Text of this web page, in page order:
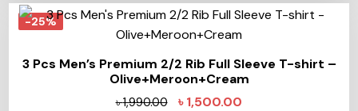
-25%
3 Pcs Men’s Premium 2/2 Rib Full Sleeve T-shirt –
Olive+Meroon+Cream
৳1,990.00 ৳1,500.00